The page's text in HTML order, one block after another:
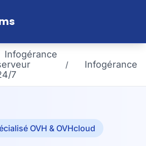
Infogérance
7
/ Infogérance
OVH & OVHcloud